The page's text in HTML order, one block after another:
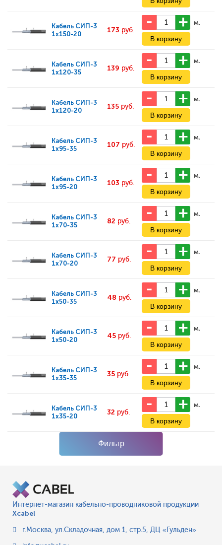
Кабель СИП-3
1х150-20
173 руб.
м.
Кабель СИП-3
1х120-35
139 руб.
м.
Кабель СИП-3
1х120-20
135 руб.
м.
Кабель СИП-3
1х95-35
107 руб.
м.
Кабель СИП-3
1х95-20
103 руб.
м.
Кабель СИП-3
1х70-35
82 руб.
м.
Кабель СИП-3
1х70-20
77 руб.
м.
Кабель СИП-3
1х50-35
48 руб.
м.
Кабель СИП-3
1х50-20
45 руб.
м.
Кабель СИП-3
1х35-35
35 руб.
м.
Кабель СИП-3
1х35-20
32 руб.
м.
Фильтр
Интернет-магазин кабельно-проводниковой продукции
Xcabel
г.Москва, ул.Складочная, дом 1, стр.5, ДЦ «Гульден»